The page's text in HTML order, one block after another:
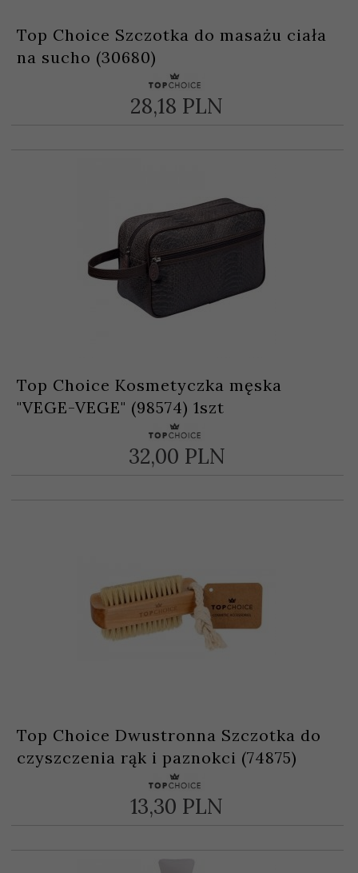
Top Choice Szczotka do masażu ciała
na sucho (30680)
28,18 PLN
Top Choice Kosmetyczka męska
"VEGE-VEGE" (98574) 1szt
32,00 PLN
Top Choice Dwustronna Szczotka do
czyszczenia rąk i paznokci (74875)
13,30 PLN